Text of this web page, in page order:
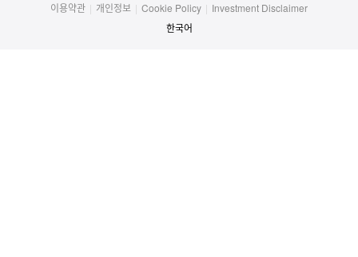
이용약관 | 개인정보 | Cookie Policy | Investment Disclaimer
한국어